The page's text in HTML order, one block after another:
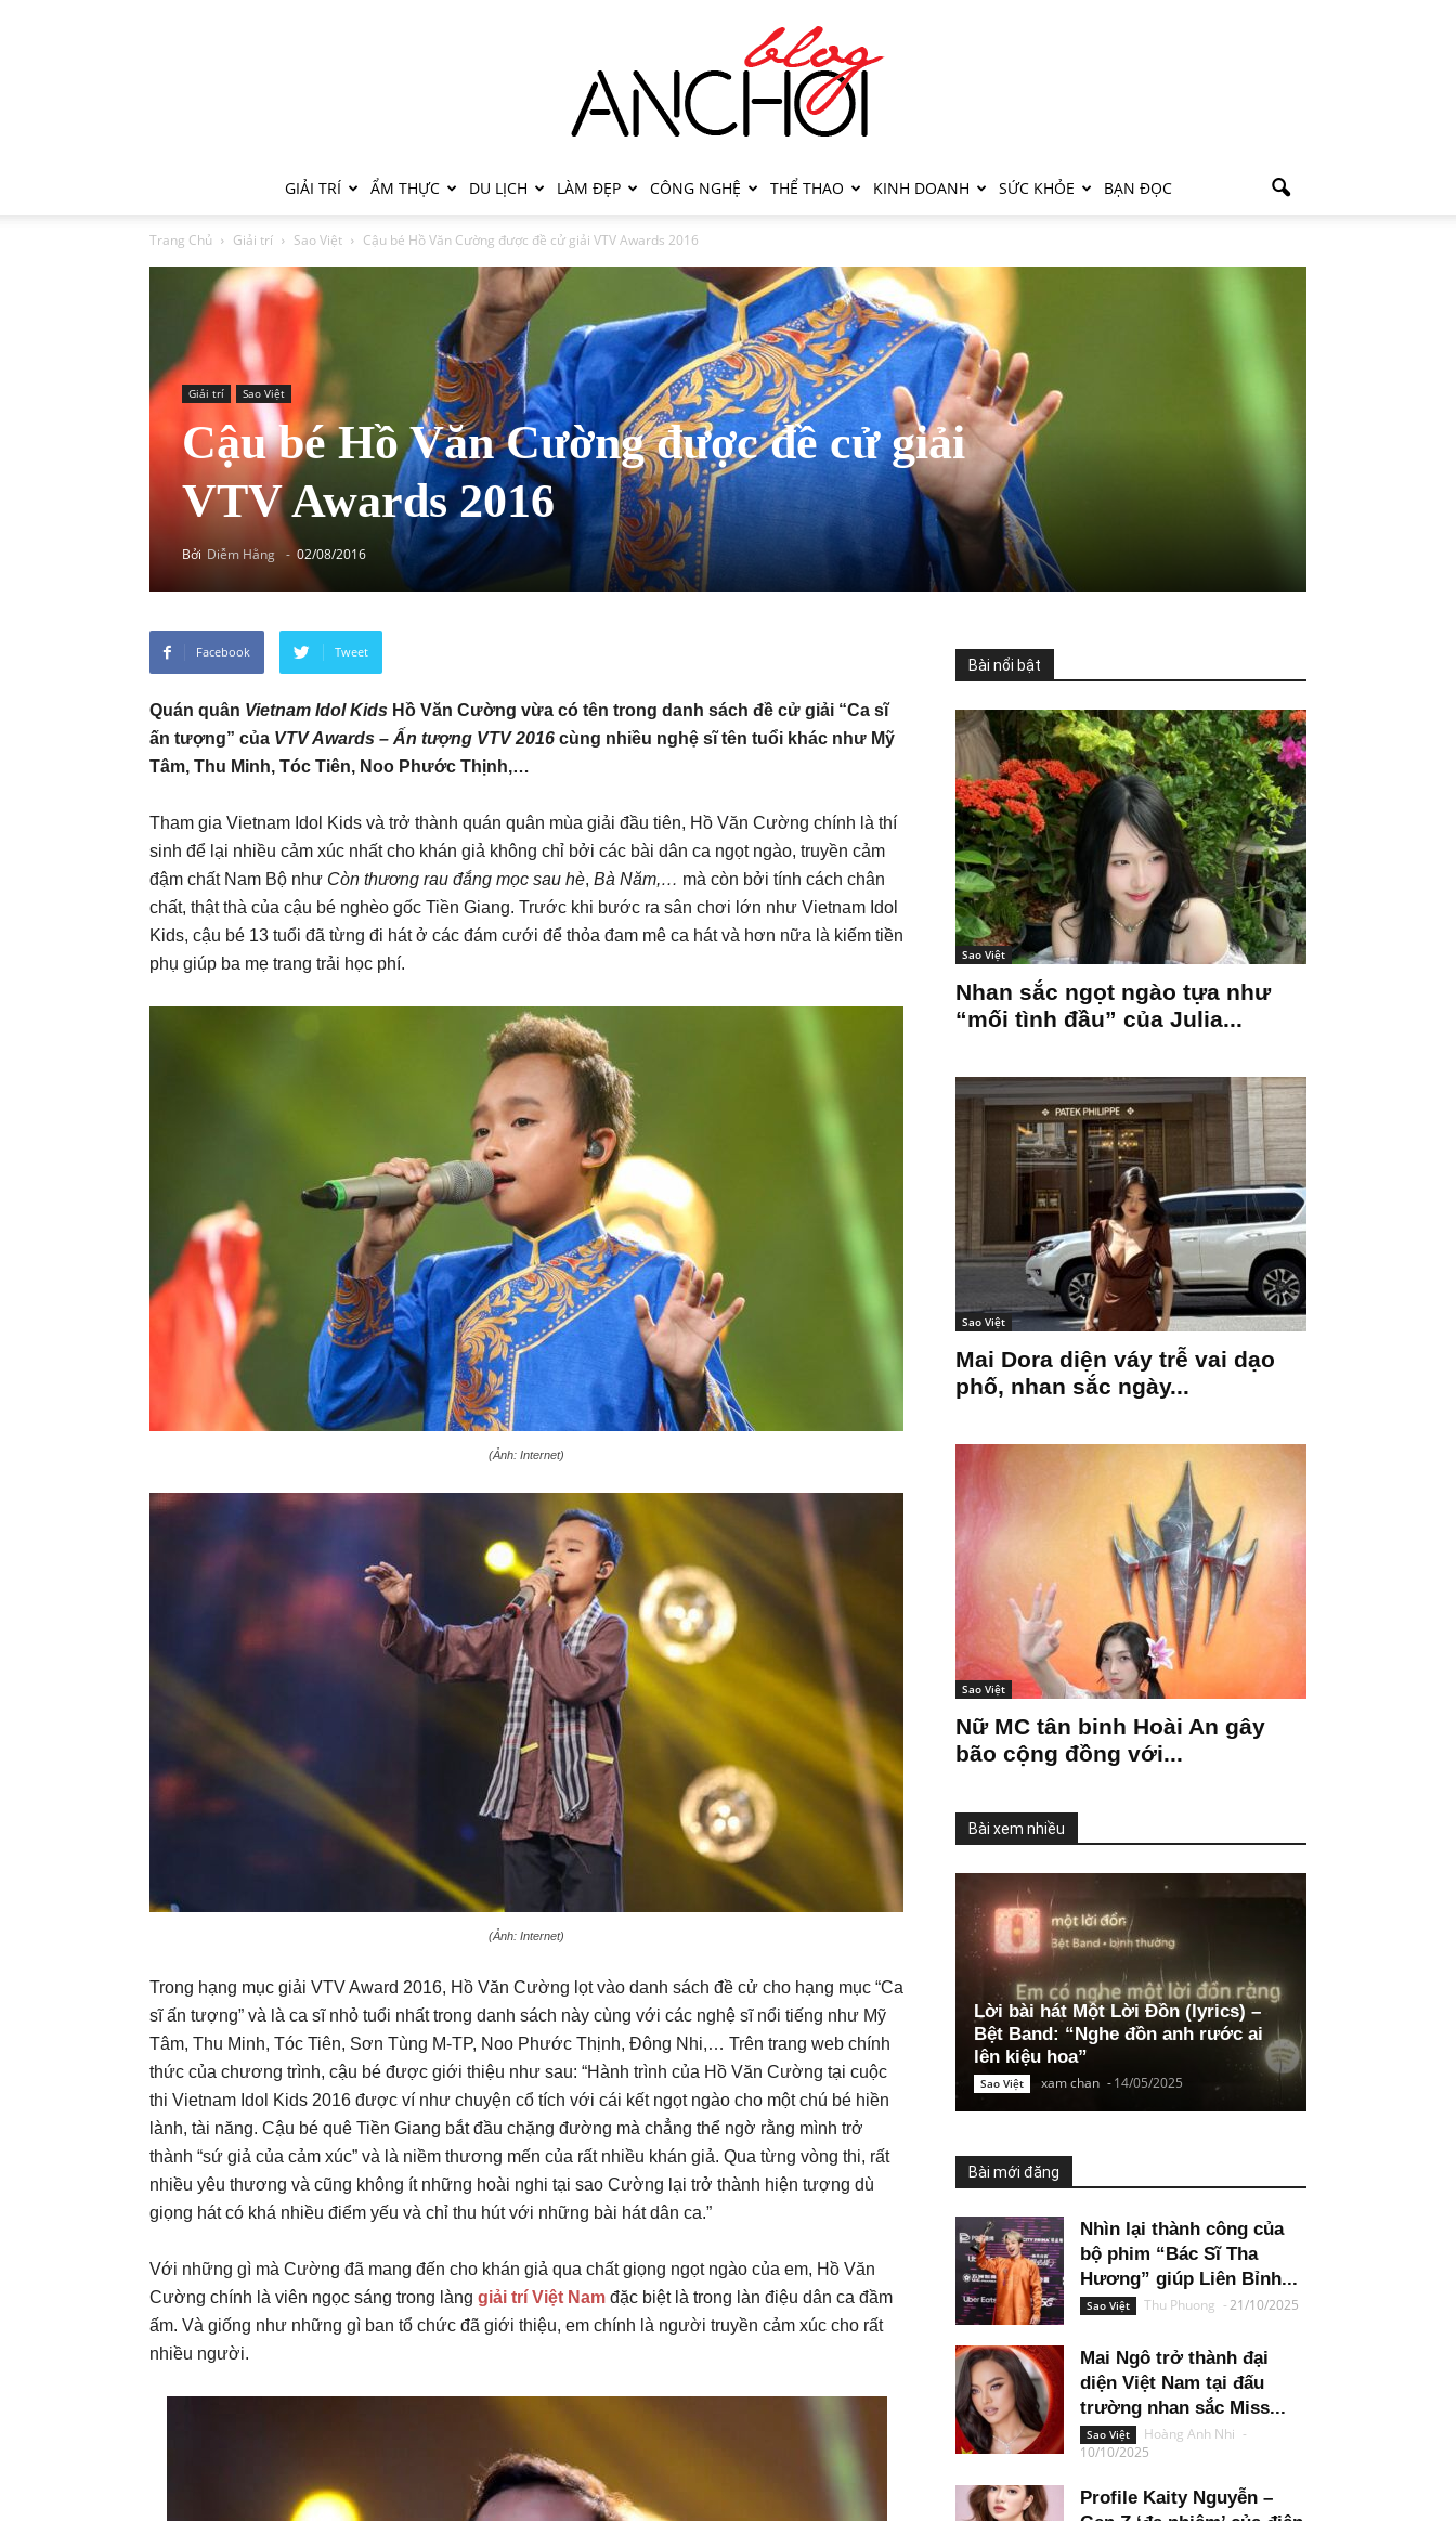
GIẢI TRÍ ẨM THỰC DU LỊCH LÀM ĐẸP CÔNG NGHỆ THỂ THAO KINH DOANH SỨC KHỎE BẠN ĐỌC
Trang Chủ Giải trí Sao Việt Cậu bé Hồ Văn Cường được đề cử giải VTV Awards 2016
Giải trí Sao Việt
Cậu bé Hồ Văn Cường được đề cử giải
VTV Awards 2016
Bởi Diễm Hằng - 02/08/2016
Facebook Tweet
Quán quân Vietnam Idol Kids Hồ Văn Cường vừa có tên trong danh sách đề cử giải “Ca sĩ
ấn tượng” của VTV Awards – Ấn tượng VTV 2016 cùng nhiều nghệ sĩ tên tuổi khác như Mỹ
Tâm, Thu Minh, Tóc Tiên, Noo Phước Thịnh,…
Tham gia Vietnam Idol Kids và trở thành quán quân mùa giải đầu tiên, Hồ Văn Cường chính là thí
sinh để lại nhiều cảm xúc nhất cho khán giả không chỉ bởi các bài dân ca ngọt ngào, truyền cảm
đậm chất Nam Bộ như Còn thương rau đắng mọc sau hè, Bà Năm,… mà còn bởi tính cách chân
chất, thật thà của cậu bé nghèo gốc Tiền Giang. Trước khi bước ra sân chơi lớn như Vietnam Idol
Kids, cậu bé 13 tuổi đã từng đi hát ở các đám cưới để thỏa đam mê ca hát và hơn nữa là kiếm tiền
phụ giúp ba mẹ trang trải học phí.
(Ảnh: Internet)
(Ảnh: Internet)
Trong hạng mục giải VTV Award 2016, Hồ Văn Cường lọt vào danh sách đề cử cho hạng mục “Ca
sĩ ấn tượng” và là ca sĩ nhỏ tuổi nhất trong danh sách này cùng với các nghệ sĩ nổi tiếng như Mỹ
Tâm, Thu Minh, Tóc Tiên, Sơn Tùng M-TP, Noo Phước Thịnh, Đông Nhi,… Trên trang web chính
thức của chương trình, cậu bé được giới thiệu như sau: “Hành trình của Hồ Văn Cường tại cuộc
thi Vietnam Idol Kids 2016 được ví như chuyện cổ tích với cái kết ngọt ngào cho một chú bé hiền
lành, tài năng. Cậu bé quê Tiền Giang bắt đầu chặng đường mà chẳng thể ngờ rằng mình trở
thành “sứ giả của cảm xúc” và là niềm thương mến của rất nhiều khán giả. Qua từng vòng thi, rất
nhiều yêu thương và cũng không ít những hoài nghi tại sao Cường lại trở thành hiện tượng dù
giọng hát có khá nhiều điểm yếu và chỉ thu hút với những bài hát dân ca.”
Với những gì mà Cường đã mang đến cho khán giả qua chất giọng ngọt ngào của em, Hồ Văn
Cường chính là viên ngọc sáng trong làng giải trí Việt Nam đặc biệt là trong làn điệu dân ca đầm
ấm. Và giống như những gì ban tổ chức đã giới thiệu, em chính là người truyền cảm xúc cho rất
nhiều người.
Bài nổi bật
Sao Việt
Nhan sắc ngọt ngào tựa như
“mối tình đầu” của Julia...
Sao Việt
Mai Dora diện váy trễ vai dạo
phố, nhan sắc ngày...
Sao Việt
Nữ MC tân binh Hoài An gây
bão cộng đồng với...
Bài xem nhiều
Lời bài hát Một Lời Đồn (lyrics) –
Bệt Band: “Nghe đồn anh rước ai
lên kiệu hoa”
Sao Việt xam chan -14/05/2025
Bài mới đăng
Nhìn lại thành công của
bộ phim “Bác Sĩ Tha
Hương” giúp Liên Bỉnh...
Sao Việt Thu Phuong -21/10/2025
Mai Ngô trở thành đại
diện Việt Nam tại đấu
trường nhan sắc Miss...
Sao Việt Hoàng Anh Nhi -
10/10/2025
Profile Kaity Nguyễn –